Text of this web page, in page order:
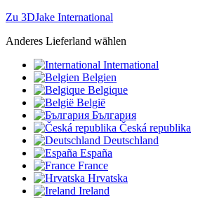
Zu 3DJake International
Anderes Lieferland wählen
International
Belgien
Belgique
België
България
Česká republika
Deutschland
España
France
Hrvatska
Ireland